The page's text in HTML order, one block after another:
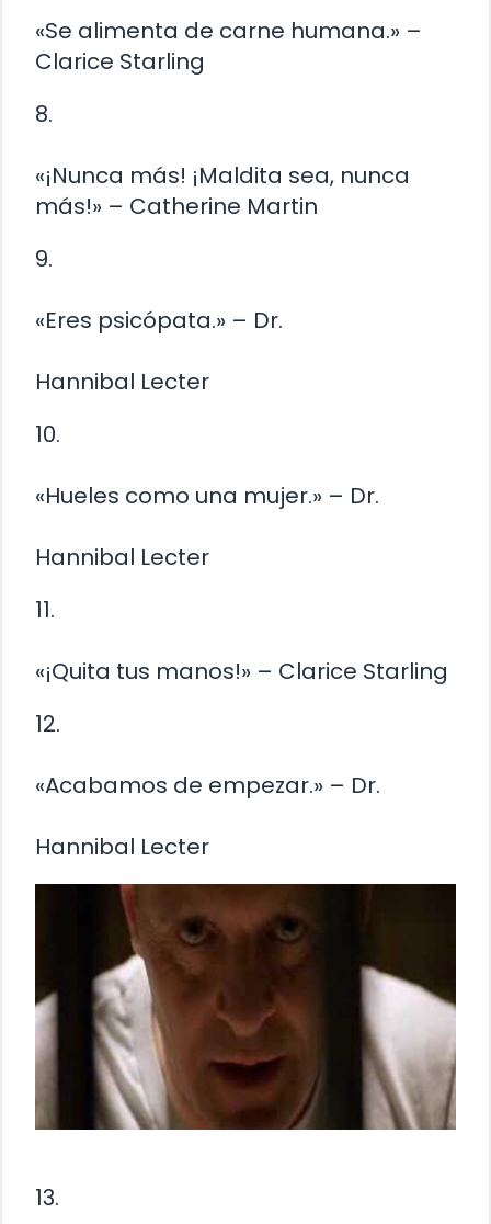
«Se alimenta de carne humana.» –
Clarice Starling
8.
«¡Nunca más! ¡Maldita sea, nunca
más!» – Catherine Martin
9.
«Eres psicópata.» – Dr.
Hannibal Lecter
10.
«Hueles como una mujer.» – Dr.
Hannibal Lecter
11.
«¡Quita tus manos!» – Clarice Starling
12.
«Acabamos de empezar.» – Dr.
Hannibal Lecter
13.